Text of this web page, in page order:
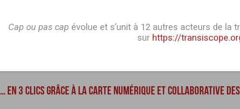
RENDRE POSSIBLE L’ENGAGEMENT DES CITOYENS DANS
… EN 3 CLICS GRÂCE À LA CARTE NUMÉRIQUE ET COLLABORATIVE
Cap ou pas cap évolue et s’unit à 12 autres acteurs de la
sur https://